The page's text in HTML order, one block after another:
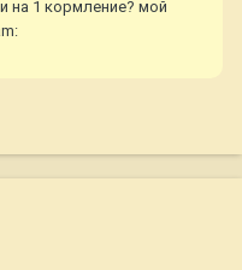
на 1 кормление? мой